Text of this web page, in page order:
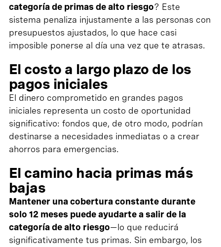
categoría de primas de alto riesgo? Este
sistema penaliza injustamente a las personas con
presupuestos ajustados, lo que hace casi
imposible ponerse al día una vez que te atrasas.
El costo a largo plazo de los
pagos iniciales
El dinero comprometido en grandes pagos
iniciales representa un costo de oportunidad
significativo: fondos que, de otro modo, podrían
destinarse a necesidades inmediatas o a crear
ahorros para emergencias.
El camino hacia primas más
bajas
Mantener una cobertura constante durante
solo 12 meses puede ayudarte a salir de la
categoría de alto riesgo—lo que reducirá
significativamente tus primas. Sin embargo, los